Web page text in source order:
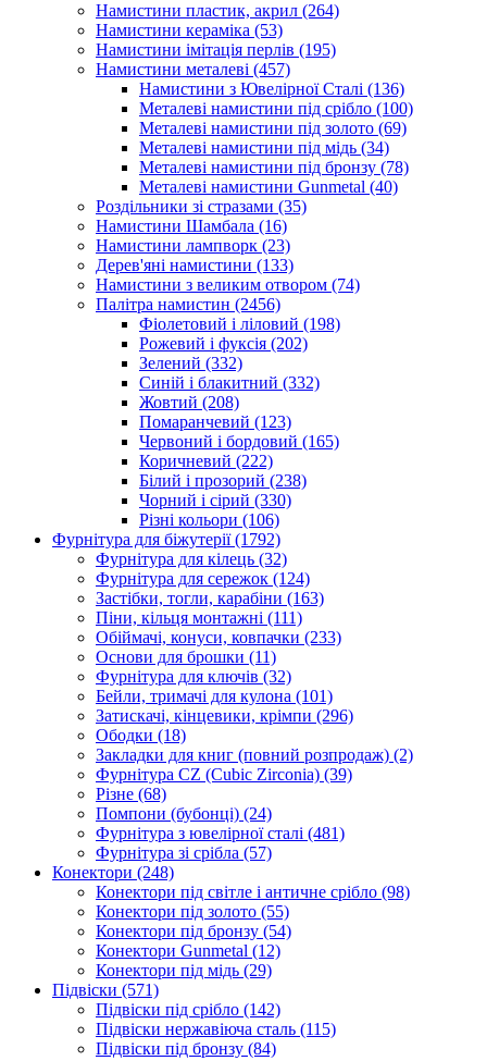
Намистини пластик, акрил (264)
Намистини кераміка (53)
Намистини імітація перлів (195)
Намистини металеві (457)
Намистини з Ювелірної Сталі (136)
Металеві намистини під срібло (100)
Металеві намистини під золото (69)
Металеві намистини під мідь (34)
Металеві намистини під бронзу (78)
Металеві намистини Gunmetal (40)
Роздільники зі стразами (35)
Намистини Шамбала (16)
Намистини лампворк (23)
Дерев'яні намистини (133)
Намистини з великим отвором (74)
Палітра намистин (2456)
Фіолетовий і ліловий (198)
Рожевий і фуксія (202)
Зелений (332)
Синій і блакитний (332)
Жовтий (208)
Помаранчевий (123)
Червоний і бордовий (165)
Коричневий (222)
Білий і прозорий (238)
Чорний і сірий (330)
Різні кольори (106)
Фурнітура для біжутерії(1792)
Фурнітура для кілець (32)
Фурнітура для сережок (124)
Застібки, тогли, карабіни (163)
Піни, кільця монтажні (111)
Обіймачі, конуси, ковпачки (233)
Основи для брошки (11)
Фурнітура для ключів (32)
Бейли, тримачі для кулона (101)
Затискачі, кінцевики, крімпи (296)
Ободки (18)
Закладки для книг (повний розпродаж) (2)
Фурнітура CZ (Cubic Zirconia) (39)
Різне (68)
Помпони (бубонці) (24)
Фурнітура з ювелірної сталі (481)
Фурнітура зі срібла (57)
Конектори (248)
Конектори під світле і античне срібло (98)
Конектори під золото (55)
Конектори під бронзу (54)
Конектори Gunmetal (12)
Конектори під мідь (29)
Підвіски (571)
Підвіски під срібло (142)
Підвіски нержавіюча сталь (115)
Підвіски під бронзу (84)